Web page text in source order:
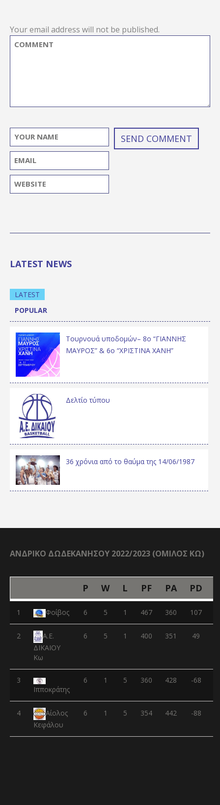
Your email address will not be published.
LATEST NEWS
LATEST
POPULAR
Τουρνουά υποδομών– 8ο “ΓΙΑΝΝΗΣ
ΜΑΥΡΟΣ” & 6ο “ΧΡΙΣΤΙΝΑ ΧΑΝΗ”
Δελτίο τύπου
36 χρόνια από το θαύμα της 14/06/1987
ΑΝΔΡΙΚΟ ΔΩΔΕΚΑΝΗΣΟΥ 2022/2023 (ΟΜΙΛΟΣ ΚΩ)
P W L PF PA PD
1 Φοίβος 6 5 1 467 360 107
2
Α.Ε.
ΔΙΚΑΙΟΥ
Κω
6 5 1 400 351 49
3
Ιπποκράτης
6 1 5 360 428 -68
4
Αίολος
Κεφάλου
6 1 5 354 442 -88